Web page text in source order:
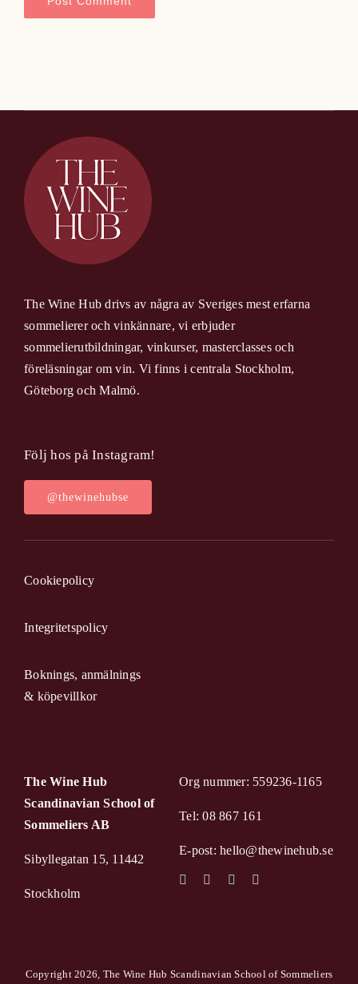
The Wine Hub drivs av några av Sveriges mest erfarna
sommelierer och vinkännare, vi erbjuder
sommelierutbildningar, vinkurser, masterclasses och
föreläsningar om vin. Vi finns i centrala Stockholm,
Göteborg och Malmö.
Följ hos på Instagram!
@thewinehubse
Cookiepolicy
Integritetspolicy
Boknings, anmälnings
& köpevillkor
The Wine Hub
Scandinavian School of
Sommeliers AB
Sibyllegatan 15, 11442
Stockholm
Org nummer: 559236-1165
Tel: 08 867 161
E-post: hello@thewinehub.se
Copyright 2026, The Wine Hub Scandinavian School of Sommeliers